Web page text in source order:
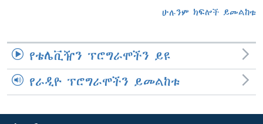
ሁሉንም ክፍሎች ይመልከቱ
የቴሌቪዥን ፕሮግራሞችን ይዩ
የራዲዮ ፕሮግራሞችን ይመልከቱ